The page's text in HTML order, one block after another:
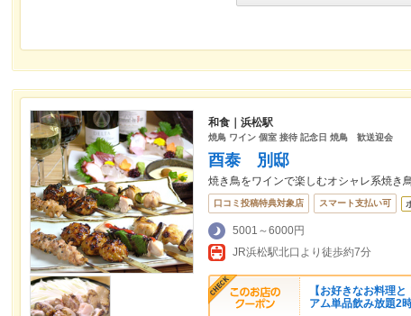
和食｜浜松駅
焼鳥 ワイン 個室 接待 記念日 焼鳥 歓送迎会
酉泰 別邸
焼き鳥をワインで楽しむオシャレ系焼き
口コミ投稿特典対象店 スマート支払い可
5001～6000円
JR浜松駅北口より徒歩約7分
【お好きなお料理
アム単品飲み放題2